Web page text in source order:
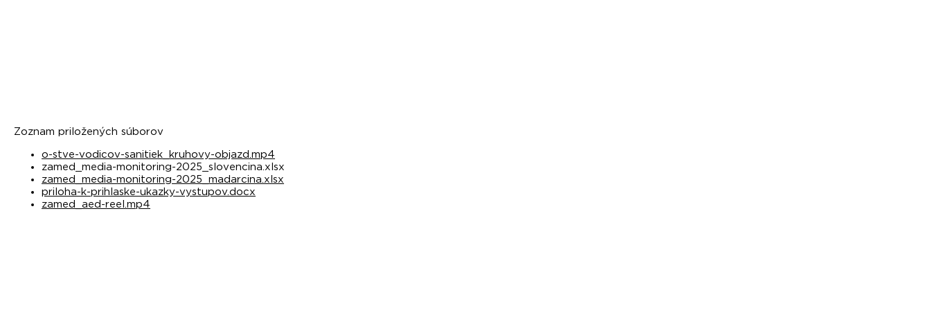
Zoznam priložených súborov
o-stve-vodicov-sanitiek_kruhovy-objazd.mp4
zamed_media-monitoring-2025_slovencina.xlsx
zamed_media-monitoring-2025_madarcina.xlsx
priloha-k-prihlaske-ukazky-vystupov.docx
zamed_aed-reel.mp4